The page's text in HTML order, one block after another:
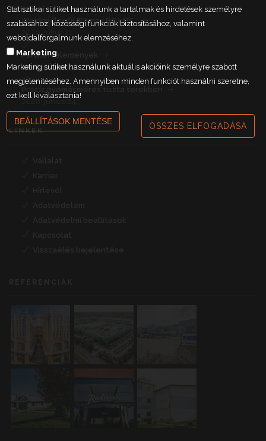
Weidmüller DURAmax DC UPS
2026. július 21.
Partnervélemények
2026. július 21.
LINKEK
Statisztikai sütiket használunk a tartalmak és hirdetések személyre
szabásához, közösségi funkciók biztosításához, valamint
weboldalforgalmunk elemzéséhez.
Marketing
Marketing sütiket használunk aktuális akcióink személyre szabott
megjelenítéséhez. Amennyiben minden funkciót használni szeretne,
ezt kell kiválasztania!
BEÁLLÍTÁSOK MENTÉSE ÖSSZES ELFOGADÁSA